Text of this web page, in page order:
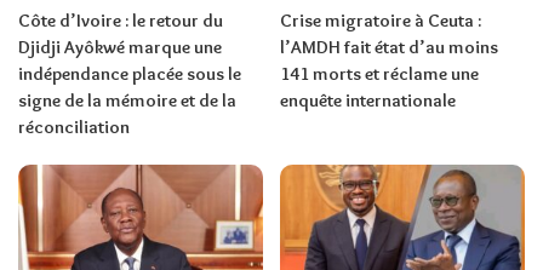
Côte d’Ivoire : le retour du
Djidji Ayôkwé marque une
indépendance placée sous le
signe de la mémoire et de la
réconciliation
Crise migratoire à Ceuta :
l’AMDH fait état d’au moins
141 morts et réclame une
enquête internationale